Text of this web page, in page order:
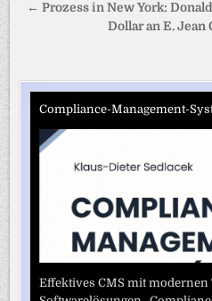
← Prozess in New York:
Dollar an E. Jean
Compliance-Management-
Effektives CMS mit modernen